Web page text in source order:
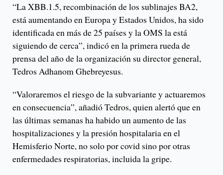
“La XBB.1.5, recombinación de los sublinajes BA2,
está aumentando en Europa y Estados Unidos, ha sido
identificada en más de 25 países y la OMS la está
siguiendo de cerca”, indicó en la primera rueda de
prensa del año de la organización su director general,
Tedros Adhanom Ghebreyesus.
“Valoraremos el riesgo de la subvariante y actuaremos
en consecuencia”, añadió Tedros, quien alertó que en
las últimas semanas ha habido un aumento de las
hospitalizaciones y la presión hospitalaria en el
Hemisferio Norte, no solo por covid sino por otras
enfermedades respiratorias, incluida la gripe.